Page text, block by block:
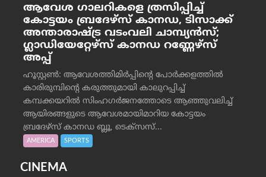
ആവേശ ഗാലറികളെ ത്രസിപ്പിച്ച്
കോട്ടയം ബ്രദേഴ്‌സ് കാനഡ, ടിസാക്ക്
അന്താരാഷ്ട്ര വടംവലി ചാമ്പ്യന്‍സ്;
ഗ്ലാഡിയേറ്റേഴ്‌സ് കാനഡ റണ്ണേഴ്‌സ്
അപ്പ്
ഹൂസ്റ്റണ്‍: ആവേശത്തിമിര്‍പ്പിന്റെ പോര്‍ക്കളത്തില്‍
കാരിരുമ്പിന്റെ കരുത്തുമായി കാലുറപ്പിച്ച്
കമ്പക്കയറില്‍ സിംഹഗര്‍ജനത്തോടെ ആഞ്ഞുവലിച്ച്
ആയിരങ്ങളുടെ ആവേശമായിമാറിയ കോട്ടയം
ബ്രദേഴ്‌സ് കാനഡ ബ്ലൂ, ടെക്‌സസ്...
AMERICA SPORTS
CINEMA